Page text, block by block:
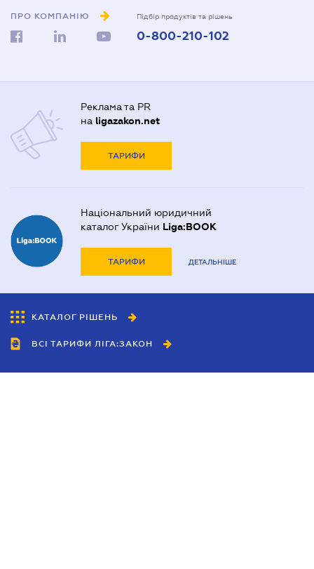
ПРО КОМПАНІЮ Підбір продуктів та рішень
0-800-210-102
Реклама та PR
на ligazakon.net
ТАРИФИ
Національний юридичний
каталог України Liga:BOOK
ТАРИФИ ДЕТАЛЬНІШЕ
КАТАЛОГ РІШЕНЬ
ВСІ ТАРИФИ ЛІГА:ЗАКОН